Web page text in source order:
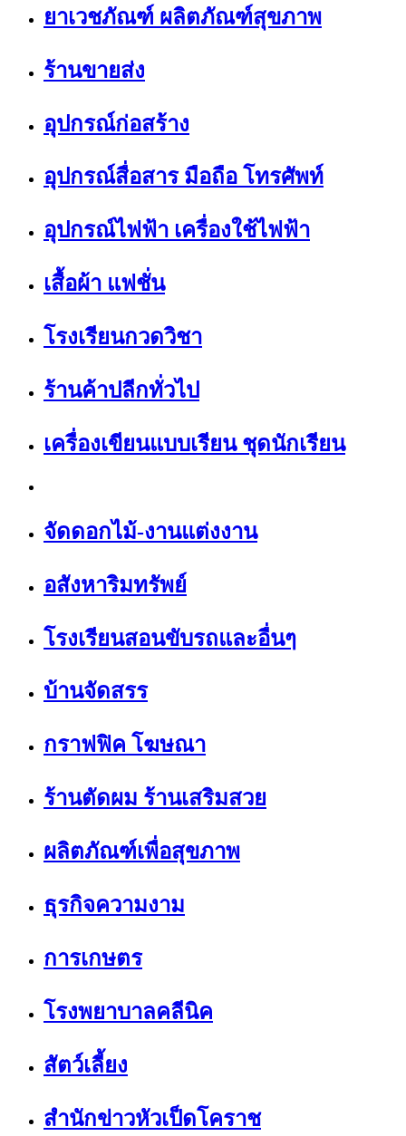
ยาเวชภัณฑ์ ผลิตภัณฑ์สุขภาพ
ร้านขายส่ง
อุปกรณ์ก่อสร้าง
อุปกรณ์สื่อสาร มือถือ โทรศัพท์
อุปกรณ์ไฟฟ้า เครื่องใช้ไฟฟ้า
เสื้อผ้า แฟชั่น
โรงเรียนกวดวิชา
ร้านค้าปลีกทั่วไป
เครื่องเขียนแบบเรียน ชุดนักเรียน
จัดดอกไม้-งานแต่งงาน
อสังหาริมทรัพย์
โรงเรียนสอนขับรถและอื่นๆ
บ้านจัดสรร
กราฟฟิค โฆษณา
ร้านตัดผม ร้านเสริมสวย
ผลิตภัณฑ์เพื่อสุขภาพ
ธุรกิจความงาม
การเกษตร
โรงพยาบาลคลีนิค
สัตว์เลี้ยง
สำนักข่าวหัวเป็ดโคราช